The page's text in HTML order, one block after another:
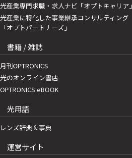
光産業専門求職・求人ナビ「オプトキャリア」
光産業に特化した事業継承コンサルティング
「オプトパートナーズ」
書籍 / 雑誌
月刊OPTRONICS
光のオンライン書店
OPTRONICS eBOOK
光用語
レンズ辞典＆事典
運営サイト